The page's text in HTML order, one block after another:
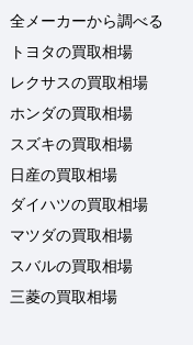
全メーカーから調べる
トヨタの買取相場
レクサスの買取相場
ホンダの買取相場
スズキの買取相場
日産の買取相場
ダイハツの買取相場
マツダの買取相場
スバルの買取相場
三菱の買取相場